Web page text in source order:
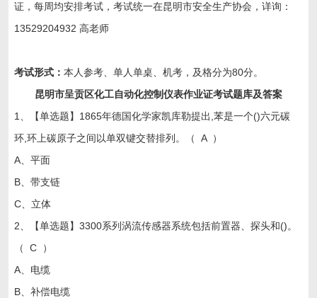
证 ，每周均安排考试，考试统一在昆明市安全生产协会，详询：
13529204932 高老师
考试形式：本人参考、单人单桌、机考，及格分为80分。
昆明市呈贡区化工自动化控制仪表作业证考试题库及答案
1、【单选题】1865年德国化学家凯库勒提出,苯是一个()六元碳
环,环上碳原子之间以单双键交替排列。（ A ）
A、平面
B、带支链
C、立体
2、【单选题】3300系列涡流传感器系统包括前置器、探头和()。
（ C ）
A、电缆
B、补偿电缆